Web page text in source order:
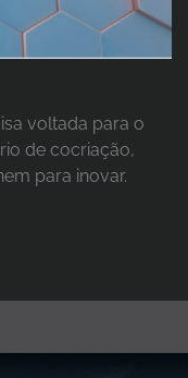
voltada para o
de cocriação,
para inovar.